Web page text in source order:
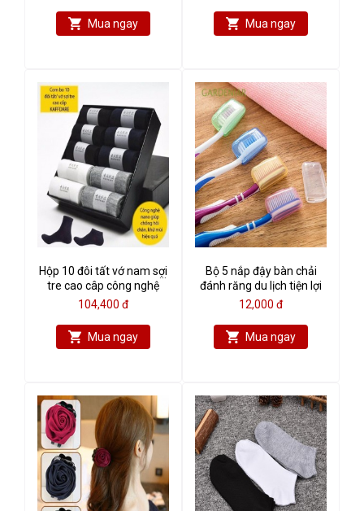
Mua ngay Mua ngay
Hộp 10 đôi tất vớ nam sợi
tre cao câp công nghệ
nano khử mùi hôi
KAFFDARE (cổ ngắn)
104,400 đ
Mua ngay
Bộ 5 nắp đậy bàn chải
đánh răng du lịch tiện lợi
12,000 đ
Mua ngay